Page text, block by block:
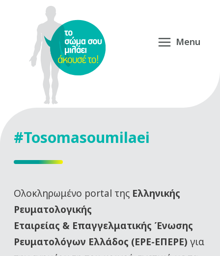
#Tosomasoumilaei
Oλοκληρωμένο portal της Ελληνικής
Ρευματολογικής
Εταιρείας & Επαγγελματικής Ένωσης
Ρευματολόγων Ελλάδος (ΕΡΕ-ΕΠΕΡΕ) για